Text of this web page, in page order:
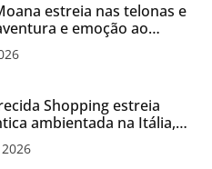
estreia nas telonas e
e emoção ao
Shopping
Shopping estreia
ambientada na Itália,
para o Dia dos